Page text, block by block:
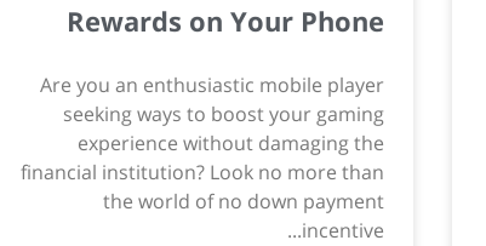
Rewards on Your Phone
Are you an enthusiastic mobile player
seeking ways to boost your gaming
experience without damaging the
financial institution? Look no more than
the world of no down payment
incentive...